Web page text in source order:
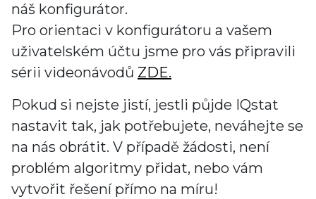
náš konfigurátor.
Pro orientaci v konfigurátoru a vašem
uživatelském účtu jsme pro vás připravili
sérii videonávodů ZDE.
Pokud si nejste jistí, jestli půjde IQstat
nastavit tak, jak potřebujete, neváhejte se
na nás obrátit. V případě žádosti, není
problém algoritmy přidat, nebo vám
vytvořit řešení přímo na míru!